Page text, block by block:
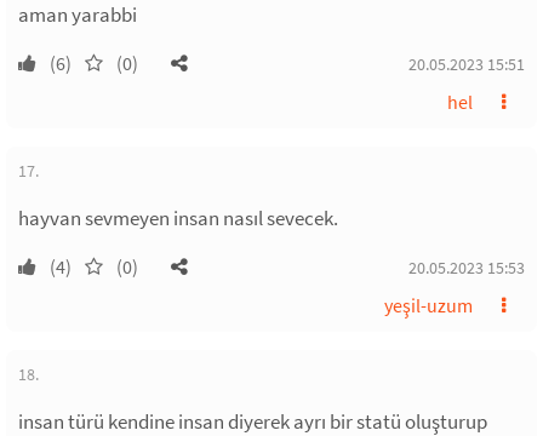
aman yarabbi
(6) (0) 20.05.2023 15:51
hel
17.
hayvan sevmeyen insan nasıl sevecek.
(4) (0) 20.05.2023 15:53
yeşil-uzum
18.
insan türü kendine insan diyerek ayrı bir statü oluşturup